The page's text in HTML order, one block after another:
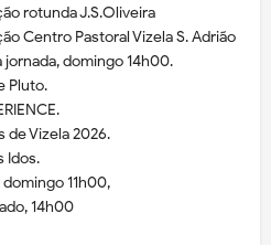
rotunda J.S.Oliveira
Centro Pastoral Vizela S. Adrião
jornada, domingo 14h00.
Pluto.
de Vizela 2026.
Idos.
11h00,
14h00